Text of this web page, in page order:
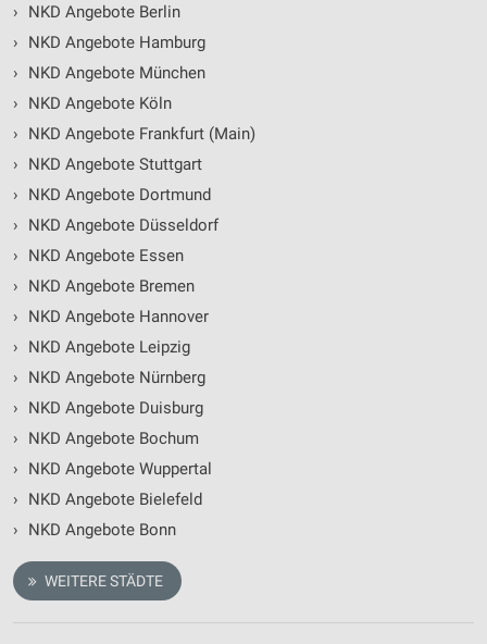
›
NKD Angebote Berlin
›
NKD Angebote Hamburg
›
NKD Angebote München
›
NKD Angebote Köln
›
NKD Angebote Frankfurt (Main)
›
NKD Angebote Stuttgart
›
NKD Angebote Dortmund
›
NKD Angebote Düsseldorf
›
NKD Angebote Essen
›
NKD Angebote Bremen
›
NKD Angebote Hannover
›
NKD Angebote Leipzig
›
NKD Angebote Nürnberg
›
NKD Angebote Duisburg
›
NKD Angebote Bochum
›
NKD Angebote Wuppertal
›
NKD Angebote Bielefeld
›
NKD Angebote Bonn
WEITERE STÄDTE